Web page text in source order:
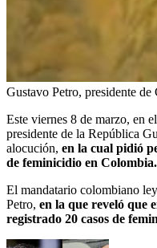
Gustavo Petro, presidente de
Este viernes 8 de marzo, en
presidente de la República
alocución, en la cual pidió
de feminicidio en Colombia.
El mandatario colombiano
Petro, en la que reveló que
registrado 20 casos de